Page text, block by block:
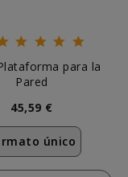
para la
Pared
45,59 €
único